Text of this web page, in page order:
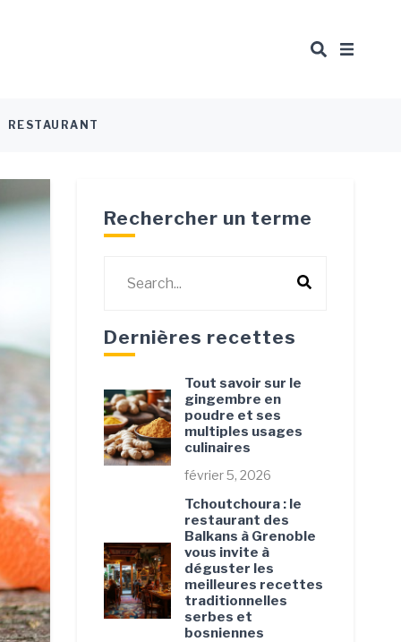
RESTAURANT
Rechercher un terme
Dernières recettes
Tout savoir sur le
gingembre en
poudre et ses
multiples usages
culinaires
février 5, 2026
Tchoutchoura : le
restaurant des
Balkans à Grenoble
vous invite à
déguster les
meilleures recettes
traditionnelles
serbes et
bosniennes